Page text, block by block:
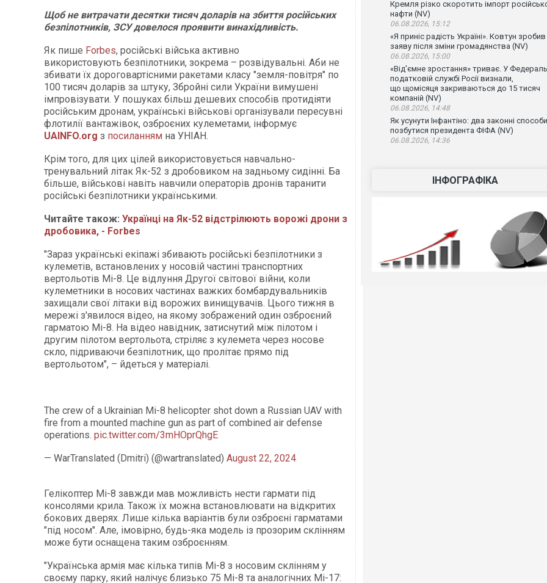
Щоб не витрачати десятки тисяч доларів на збиття російських
безпілотників, ЗСУ довелося проявити винахідливість.
Як пише Forbes, російські війська активно
використовують безпілотники, зокрема – розвідувальні. Аби не
збивати їх дороговартісними ракетами класу "земля-повітря" по
100 тисяч доларів за штуку, Збройні сили України вимушені
імпровізувати. У пошуках більш дешевих способів протидіяти
російським дронам, українські військові організували пересувні
флотилії вантажівок, озброєних кулеметами, інформує
UAINFO.org з посиланням на УНІАН.
Крім того, для цих цілей використовується навчально-
тренувальний літак Як-52 з дробовиком на задньому сидінні. Ба
більше, військові навіть навчили операторів дронів таранити
російські безпілотники українськими.
Читайте також: Українці на Як-52 відстрілюють ворожі дрони з
дробовика, - Forbes
"Зараз українські екіпажі збивають російські безпілотники з
кулеметів, встановлених у носовій частині транспортних
вертольотів Мі-8. Це відлуння Другої світової війни, коли
кулеметники в носових частинах важких бомбардувальників
захищали свої літаки від ворожих винищувачів. Цього тижня в
мережі з'явилося відео, на якому зображений один озброєний
гарматою Мі-8. На відео навідник, затиснутий між пілотом і
другим пілотом вертольота, стріляє з кулемета через носове
скло, підриваючи безпілотник, що пролітає прямо під
вертольотом", – йдеться у матеріалі.
The crew of a Ukrainian Mi-8 helicopter shot down a Russian UAV with
fire from a mounted machine gun as part of combined air defense
operations. pic.twitter.com/3mHOprQhgE
— WarTranslated (Dmitri) (@wartranslated) August 22, 2024
Гелікоптер Мі-8 завжди мав можливість нести гармати під
консолями крила. Також їх можна встановлювати на відкритих
бокових дверях. Лише кілька варіантів були озброєні гарматами
"під носом". Але, імовірно, будь-яка модель із прозорим склінням
може бути оснащена таким озброєнням.
"Українська армія має кілька типів Мі-8 з носовим склінням у
своєму парку, який налічує близько 75 Мі-8 та аналогічних Мі-17:
Кремля різко скоротить імпорт
нафти (NV)
06.08.2026, 15:12
«Я приніс радість Україні». Ковтун зробив
заяву після зміни громадянства (NV)
06.08.2026, 15:00
«Від'ємне зростання» триває. У
податковій службі Росії визнали,
що щомісяця закриваються до 15 тисяч
компаній (NV)
06.08.2026, 14:48
Як усунути Інфантіно: два законні способи
позбутися президента ФІФА (NV)
06.08.2026, 14:36
ІНФОГРАФІКА